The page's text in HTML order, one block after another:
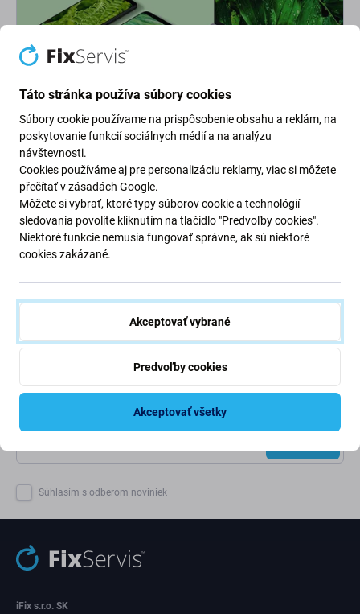
Ekológia na prvom mieste
Neustále zlepšujeme našu uhlíkovú stopu, aby sme
chránili našu planétu. Prečítajte si viac o tom, ako
prispôsobujeme naše procesy, aby sme znížili našu stopu.
Viac o našej uhlíkovej stope
Newsletter Fix
Prihláste sa na odber newslettera ohľadom zliav a noviniek z našej
rokov.
Súhlasím s odberom noviniek
iFix s.r.o. SK
Táto stránka používa súbory cookies
Súbory cookie používame na prispôsobenie obsahu a reklám, na
poskytovanie funkcií sociálnych médií a na analýzu
návštevnosti.
Cookies používáme aj pre personalizáciu reklamy, viac si môžete
přečítať vzásadách Google.
Môžete si vybrať, ktoré typy súborov cookie a technológií
sledovania povolíte kliknutím na tlačidlo "Predvoľby cookies".
Niektoré funkcie nemusia fungovať správne, ak sú niektoré
cookies zakázané.
Akceptovať vybrané
Predvoľby cookies
Akceptovať všetky